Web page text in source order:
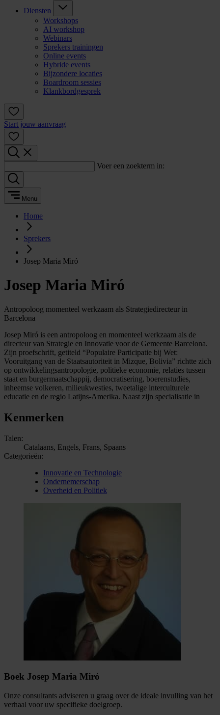
Diensten
Workshops
AI workshop
Webinars
Sprekers trainingen
Online events
Hybride events
Bijzondere locaties
Boardroom sessies
Klankbordgesprek
Start jouw aanvraag
Voer een zoekterm in:
Menu
Home
Sprekers
Josep Maria Miró
Josep Maria Miró
Antropoloog momenteel werkzaam als Strategiedirecteur in
Barcelona
Josep Miró is een antropoloog en momenteel werkzaam als de
directeur van Strategie en Innovatie voor de Gemeente Barcelona.
Zijn proefschrift, getiteld “Populaire Participatie bij Wet:
Vooruitgang van de Staatsautoriteit in Mizque, Bolivia” richtte zich
op ontwikkelingsantropologie, politieke economie, relaties tussen
staat en burgermaatschappij, democratisering, boerenstudies,
inheemse volkeren, milieukwesties, tweetalige interculturele
educatie en de regio Latijns-Amerika. Naast zijn specialisatie in
Kenmerken
Talen:
Catalaans, Engels, Frans, Spaans
Categorieën:
Innovatie en Technologie
Ondernemerschap
Overheid en Politiek
Boek Josep Maria Miró
Onze consultants adviseren u graag over de ideale invulling van het
verhaal voor uw specifieke doelgroep.